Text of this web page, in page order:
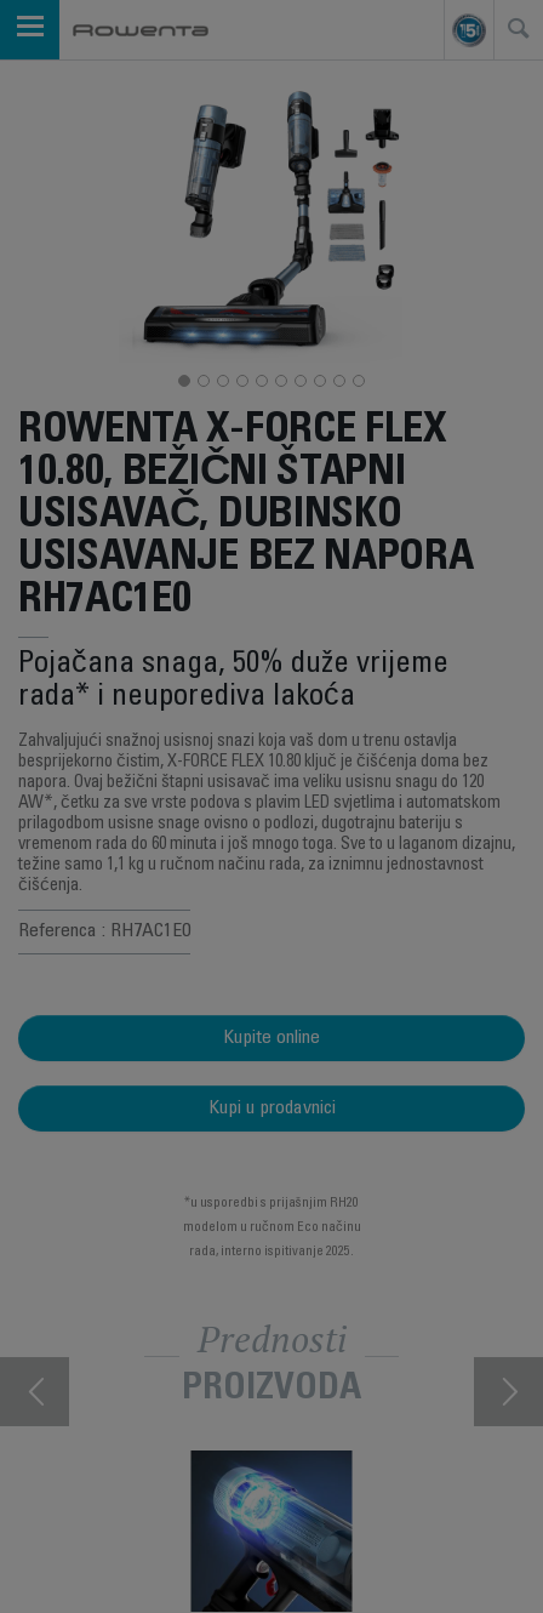
ROWENTA X-FORCE FLEX
10.80, BEŽIČNI ŠTAPNI
USISAVAČ, DUBINSKO
USISAVANJE BEZ NAPORA
RH7AC1E0
Pojačana snaga, 50% duže vrijeme
rada* i neuporediva lakoća
Zahvaljujući snažnoj usisnoj snazi koja vaš dom u trenu ostavlja
besprijekorno čistim, X-FORCE FLEX 10.80 ključ je čišćenja doma bez
napora. Ovaj bežični štapni usisavač ima veliku usisnu snagu do 120
AW*, četku za sve vrste podova s plavim LED svjetlima i automatskom
prilagodbom usisne snage ovisno o podlozi, dugotrajnu bateriju s
vremenom rada do 60 minuta i još mnogo toga. Sve to u laganom dizajnu,
težine samo 1,1 kg u ručnom načinu rada, za iznimnu jednostavnost
čišćenja.
Referenca : RH7AC1E0
Kupite online
Kupi u prodavnici
*u usporedbi s prijašnjim RH20
modelom u ručnom Eco načinu
rada, interno ispitivanje 2025.
Prednosti
PROIZVODA